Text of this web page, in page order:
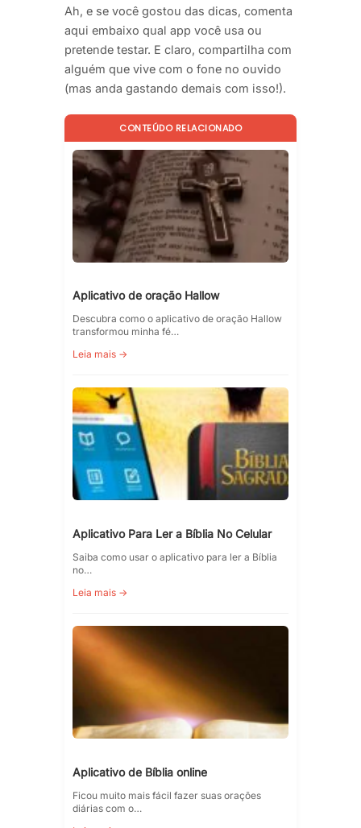
Ah, e se você gostou das dicas, comenta
aqui embaixo qual app você usa ou
pretende testar. E claro, compartilha com
alguém que vive com o fone no ouvido
(mas anda gastando demais com isso!).
CONTEÚDO RELACIONADO
Aplicativo de oração Hallow
Descubra como o aplicativo de oração Hallow
transformou minha fé…
Leia mais →
Aplicativo Para Ler a Bíblia No Celular
Saiba como usar o aplicativo para ler a Bíblia
no…
Leia mais →
Aplicativo de Bíblia online
Ficou muito mais fácil fazer suas orações
diárias com o…